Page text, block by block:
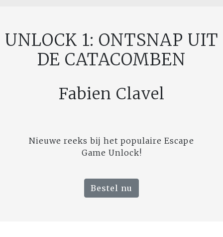
UNLOCK 1: ONTSNAP UIT
DE CATACOMBEN
Fabien Clavel
Nieuwe reeks bij het populaire Escape
Game Unlock!
Bestel nu